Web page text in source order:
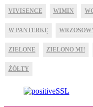
VIVISENCE WIMIN
W PANTERKĘ
ZIELONE ZIELONO MI!
ŻÓŁTY